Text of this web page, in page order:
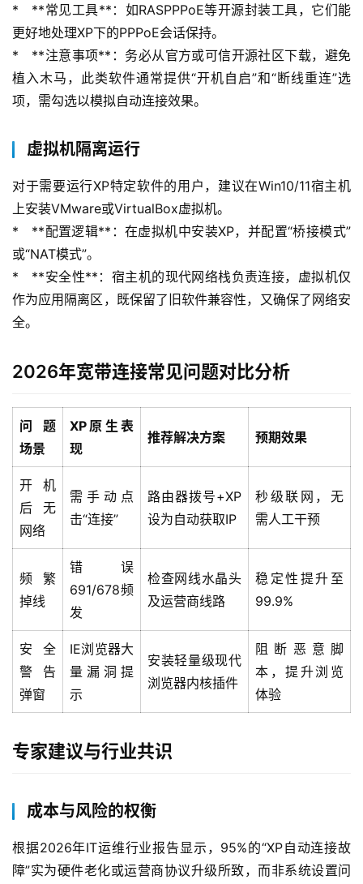
*   **常见工具**：如RASPPPoE等开源封装工具，它们能
更好地处理XP下的PPPoE会话保持。
*   **注意事项**：务必从官方或可信开源社区下载，避免
植入木马，此类软件通常提供“开机自启”和“断线重连”选
项，需勾选以模拟自动连接效果。
虚拟机隔离运行
对于需要运行XP特定软件的用户，建议在Win10/11宿主机
上安装VMware或VirtualBox虚拟机。
*   **配置逻辑**：在虚拟机中安装XP，并配置“桥接模式”
或“NAT模式”。
*   **安全性**：宿主机的现代网络栈负责连接，虚拟机仅
作为应用隔离区，既保留了旧软件兼容性，又确保了网络安
全。
2026年宽带连接常见问题对比分析
问题
场景
XP原生表
现
推荐解决方案 预期效果
开机
后无
网络
需手动点
击“连接”
路由器拨号+XP
设为自动获取IP
秒级联网，无
需人工干预
频繁
掉线
错误
691/678频
发
检查网线水晶头
及运营商线路
稳定性提升至
99.9%
安全
警告
弹窗
IE浏览器大
量漏洞提
示
安装轻量级现代
浏览器内核插件
阻断恶意脚
本，提升浏览
体验
专家建议与行业共识
成本与风险的权衡
根据2026年IT运维行业报告显示，95%的“XP自动连接故
障”实为硬件老化或运营商协议升级所致，而非系统设置问